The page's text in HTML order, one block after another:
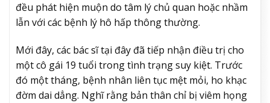
đều phát hiện muộn do tâm lý chủ quan hoặc nhầm
lẫn với các bệnh lý hô hấp thông thường.
Mới đây, các bác sĩ tại đây đã tiếp nhận điều trị cho
một cô gái 19 tuổi trong tình trạng suy kiệt. Trước
đó một tháng, bệnh nhân liên tục mệt mỏi, ho khạc
đờm dai dẳng. Nghĩ rằng bản thân chỉ bị viêm họng